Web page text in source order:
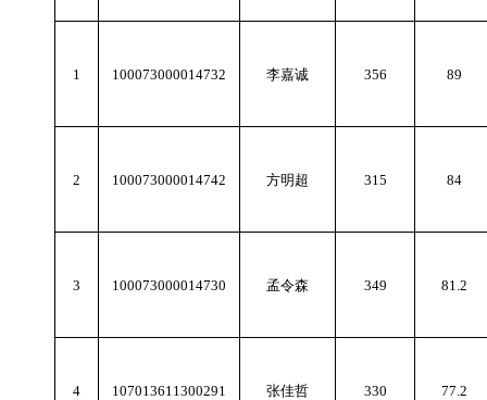
1 100073000014732 李嘉诚 356 89
2 100073000014742 方明超 315 84
3 100073000014730 孟令森 349 81.2
4 107013611300291 张佳哲 330 77.2